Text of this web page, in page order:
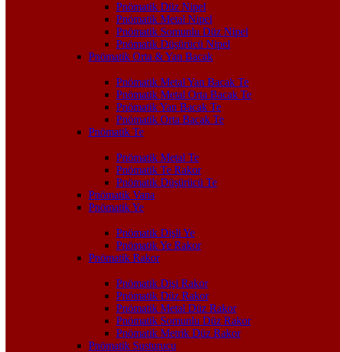
Pnömatik Düz Nipel
Pnömatik Metal Nipel
Pnömatik Somunlu Düz Nipel
Pnömatik Düşürücü Nipel
Pnömatik Orta & Yan Bacak
Pnömatik Metal Yan Bacak Te
Pnömatik Metal Orta Bacak Te
Pnömatik Yan Bacak Te
Pnömatik Orta Bacak Te
Pnömatik Te
Pnömatik Metal Te
Pnömatik Te Rakor
Pnömatik Düşürücü Te
Pnömatik Vana
Pnömatik Ye
Pnömatik Dişli Ye
Pnömatik Ye Rakor
Pnömatik Rakor
Pnömatik Dişi Rakor
Pnömatik Düz Rakor
Pnömatik Metal Düz Rakor
Pnömatik Somunlu Düz Rakor
Pnömatik Metrik Düz Rakor
Pnömatik Susturucu